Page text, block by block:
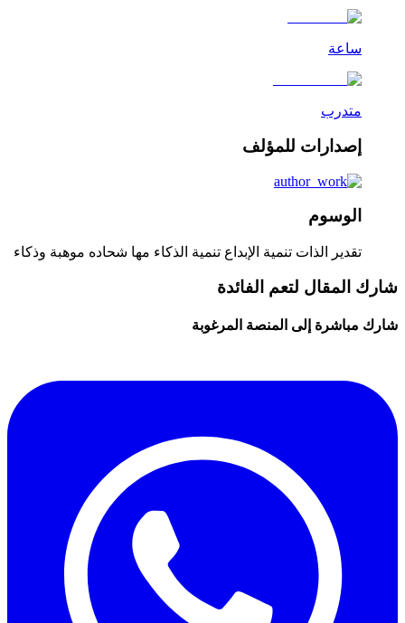
ساعة
متدرب
إصدارات للمؤلف
الوسوم
تقدير الذات تنمية الإبداع تنمية الذكاء مها شحاده موهبة وذكاء
شارك المقال لتعم الفائدة
شارك مباشرة إلى المنصة المرغوبة